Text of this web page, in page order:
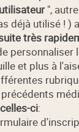
",
déjà utilisé ! )
très
et plus à
ci: